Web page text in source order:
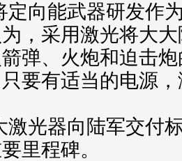
定向能武器研发作
，采用激光将大
弹、火炮和迫击
要有适当的电源
激光器向陆军交付
里程碑。